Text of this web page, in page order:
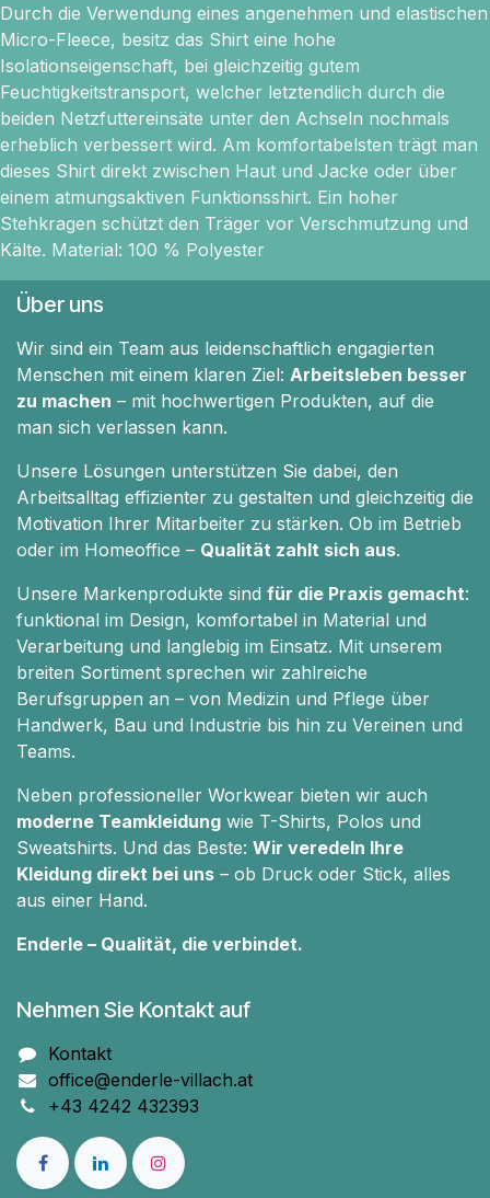
Durch die Verwendung eines angenehmen und elastischen
Micro-Fleece, besitz das Shirt eine hohe
Isolationseigenschaft, bei gleichzeitig gutem
Feuchtigkeitstransport, welcher letztendlich durch die
beiden Netzfuttereinsäte unter den Achseln nochmals
erheblich verbessert wird. Am komfortabelsten trägt man
dieses Shirt direkt zwischen Haut und Jacke oder über
einem atmungsaktiven Funktionsshirt. Ein hoher
Stehkragen schützt den Träger vor Verschmutzung und
Kälte. Material: 100 % Polyester
Über uns
Wir sind ein Team aus leidenschaftlich engagierten
Menschen mit einem klaren Ziel: Arbeitsleben besser
zu machen – mit hochwertigen Produkten, auf die
man sich verlassen kann.
Unsere Lösungen unterstützen Sie dabei, den
Arbeitsalltag effizienter zu gestalten und gleichzeitig die
Motivation Ihrer Mitarbeiter zu stärken. Ob im Betrieb
oder im Homeoffice – Qualität zahlt sich aus.
Unsere Markenprodukte sind für die Praxis gemacht:
funktional im Design, komfortabel in Material und
Verarbeitung und langlebig im Einsatz. Mit unserem
breiten Sortiment sprechen wir zahlreiche
Berufsgruppen an – von Medizin und Pflege über
Handwerk, Bau und Industrie bis hin zu Vereinen und
Teams.
Neben professioneller Workwear bieten wir auch
moderne Teamkleidung wie T-Shirts, Polos und
Sweatshirts. Und das Beste: Wir veredeln Ihre
Kleidung direkt bei uns – ob Druck oder Stick, alles
aus einer Hand.
Enderle – Qualität, die verbindet.
Nehmen Sie Kontakt auf
Kontakt
office@enderle-villach.at
+43 4242 432393